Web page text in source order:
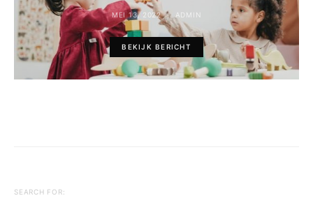
MEI 13, 2022 ADMIN
BEKIJK BERICHT
SEARCH FOR: